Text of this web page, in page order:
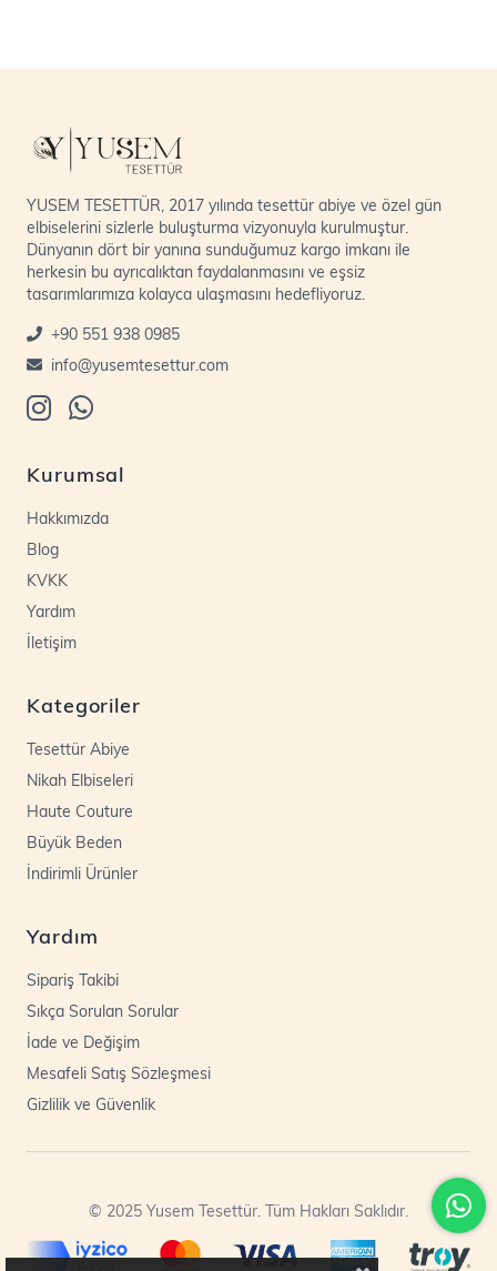
YUSEM TESETTÜR, 2017 yılında tesettür abiye ve özel gün
elbiselerini sizlerle buluşturma vizyonuyla kurulmuştur.
Dünyanın dört bir yanına sunduğumuz kargo imkanı ile
herkesin bu ayrıcalıktan faydalanmasını ve eşsiz
tasarımlarımıza kolayca ulaşmasını hedefliyoruz.
+90 551 938 0985
info@yusemtesettur.com
Kurumsal
Hakkımızda
Blog
KVKK
Yardım
İletişim
Kategoriler
Tesettür Abiye
Nikah Elbiseleri
Haute Couture
Büyük Beden
İndirimli Ürünler
Yardım
Sipariş Takibi
Sıkça Sorulan Sorular
İade ve Değişim
Mesafeli Satış Sözleşmesi
Gizlilik ve Güvenlik
© 2025 Yusem Tesettür. Tüm Hakları Saklıdır.